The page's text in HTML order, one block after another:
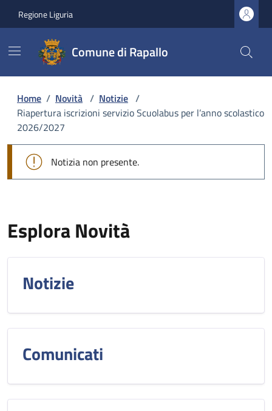
Regione Liguria
Comune di Rapallo
Home / Novità / Notizie /
Riapertura iscrizioni servizio Scuolabus per l’anno scolastico
2026/2027
Notizia non presente.
Esplora Novità
Notizie
Comunicati